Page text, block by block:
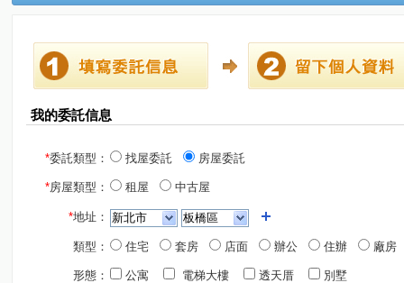
我的委託信息
*委託類型： 找屋委託 房屋委託
*房屋類型： 租屋 中古屋
*地址：
類型： 住宅 套房 店面 辦公 住辦 廠房
形態： 公寓 電梯大樓 透天厝 別墅